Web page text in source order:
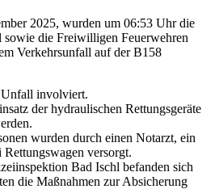
2025, wurden um 06:53 Uhr die
die Freiwilligen Feuerwehren
Verkehrsunfall auf der B158
involviert.
der hydraulischen Rettungsgeräte
wurden durch einen Notarzt, ein
versorgt.
Bad Ischl befanden sich
die Maßnahmen zur Absicherung